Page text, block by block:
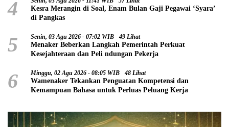
4
Kesra Merangin di Soal, Enam Bulan Gaji Pegawai ‘Syara’
di Pangkas
5 Senin, 03 Agu 2026 - 07:02 WIB 49 Lihat
Menaker Beberkan Langkah Pemerintah Perkuat
Kesejahteraan dan Peli ndungan Pekerja
6 Minggu, 02 Agu 2026 - 08:05 WIB 48 Lihat
Wamenaker Tekankan Penguatan Kompetensi dan
Kemampuan Bahasa untuk Perluas Peluang Kerja